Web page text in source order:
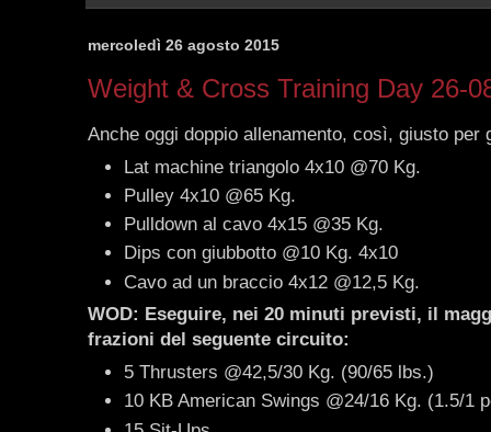
mercoledì 26 agosto 2015
Weight & Cross Training Day 26-
Anche oggi doppio allenamento, così, giusto per
Lat machine triangolo 4x10 @70 Kg.
Pulley 4x10 @65 Kg.
Pulldown al cavo 4x15 @35 Kg.
Dips con giubbotto @10 Kg. 4x10
Cavo ad un braccio 4x12 @12,5 Kg.
WOD: Eseguire, nei 20 minuti previsti, il
frazioni del seguente circuito:
5 Thrusters @42,5/30 Kg. (90/65 lbs.)
10 KB American Swings @24/16 Kg. (1.5/1